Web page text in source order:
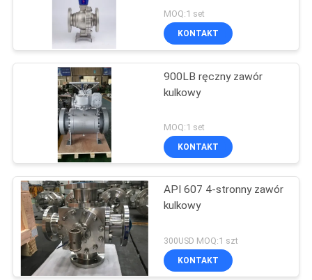
MOQ:1 set
KONTAKT
900LB ręczny zawór
kulkowy
MOQ:1 set
KONTAKT
API 607 4-stronny zawór
kulkowy
300USD MOQ:1 szt
KONTAKT